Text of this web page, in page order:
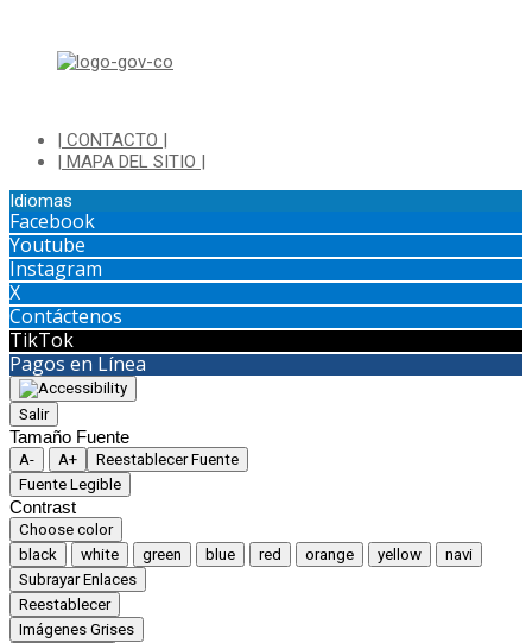
| CONTACTO |
| MAPA DEL SITIO |
Idiomas
Facebook
Youtube
Instagram
X
Contáctenos
TikTok
Pagos en Línea
Salir
Tamaño Fuente
A- A+
Reestablecer Fuente
Fuente Legible
Contrast
Choose color
black
white green blue red orange yellow
navi
Subrayar Enlaces
Reestablecer
Imágenes Grises